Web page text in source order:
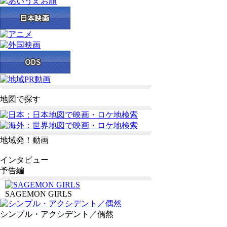
地図で探す
地域発！動画
インタビュー
予告編
SAGEMON GIRLS
シンプル・アクシデント／偶然